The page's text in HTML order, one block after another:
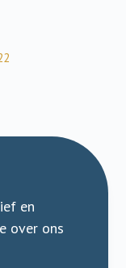
en
over ons